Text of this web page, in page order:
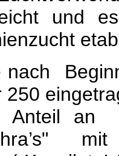
und
nach
Anteil an